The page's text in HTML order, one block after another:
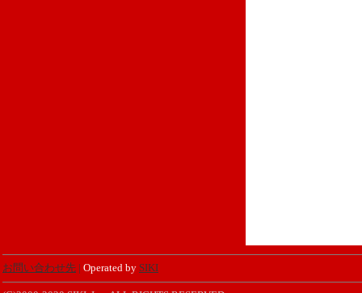
お問い合わせ先 Operated by SIKI